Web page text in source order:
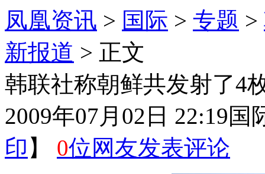
凤凰资讯 > 国际 > 专题 >
新报道 > 正文
韩联社称朝鲜共发射了4
2009年07月02日 22:19国
印 】 0位网友发表评论